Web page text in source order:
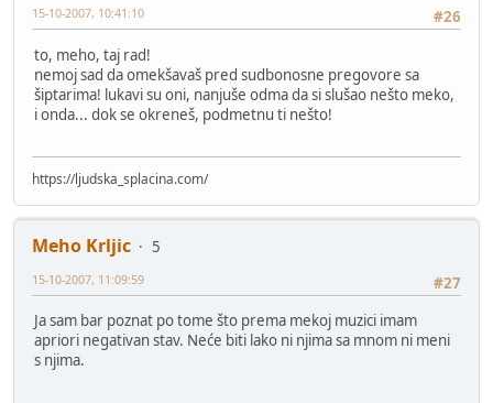
#26
15-10-2007, 10:41:10
to, meho, taj rad!
nemoj sad da omekšavaš pred sudbonosne pregovore sa
šiptarima! lukavi su oni, nanjuše odma da si slušao nešto meko,
i onda... dok se okreneš, podmetnu ti nešto!
https://ljudska_splacina.com/
Meho Krljic
5
#27
15-10-2007, 11:09:59
Ja sam bar poznat po tome što prema mekoj muzici imam
apriori negativan stav. Neće biti lako ni njima sa mnom ni meni
s njima.